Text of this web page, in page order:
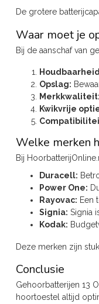
De grotere
Waar moet je
Bij de aanschaf van
Opslag:
Merkkwaliteit:
Kwikvrije
Welke merken
Bij
Duracell:
Power One:
Rayovac: Een
Signia: Signia
Kodak:
Deze merken zijn
Conclusie
Gehoorbatterijen 13
hoortoestel altijd